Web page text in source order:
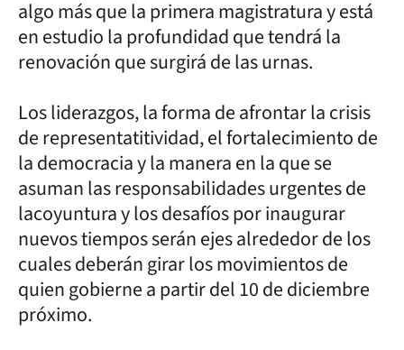
algo más que la primera magistratura y está
en estudio la profundidad que tendrá la
renovación que surgirá de las urnas.
Los liderazgos, la forma de afrontar la crisis
de representatitividad, el fortalecimiento de
la democracia y la manera en la que se
asuman las responsabilidades urgentes de
lacoyuntura y los desafíos por inaugurar
nuevos tiempos serán ejes alrededor de los
cuales deberán girar los movimientos de
quien gobierne a partir del 10 de diciembre
próximo.